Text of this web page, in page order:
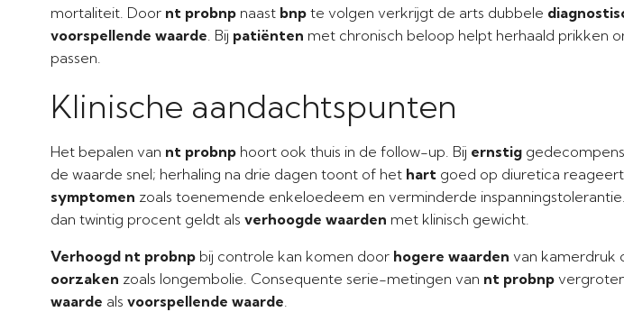
mortaliteit. Door nt probnp naast bnp te volgen verkrijgt de arts dubbele
voorspellende waarde . Bij patiënten met chronisch beloop helpt herhaald prikken
passen.
Klinische aandachtspunten
Het bepalen van nt probnp hoort ook thuis in de follow-up. Bij ernstig
de waarde snel; herhaling na drie dagen toont of het hart goed op diuretica
symptomen zoals toenemende enkeloedeem en verminderde
dan twintig procent geldt als verhoogde waarden met klinisch gewicht.
Verhoogd nt probnp bij controle kan komen door hogere waarden van kamerdruk
oorzaken zoals longembolie. Consequente serie-metingen van nt probnp
waarde als voorspellende waarde